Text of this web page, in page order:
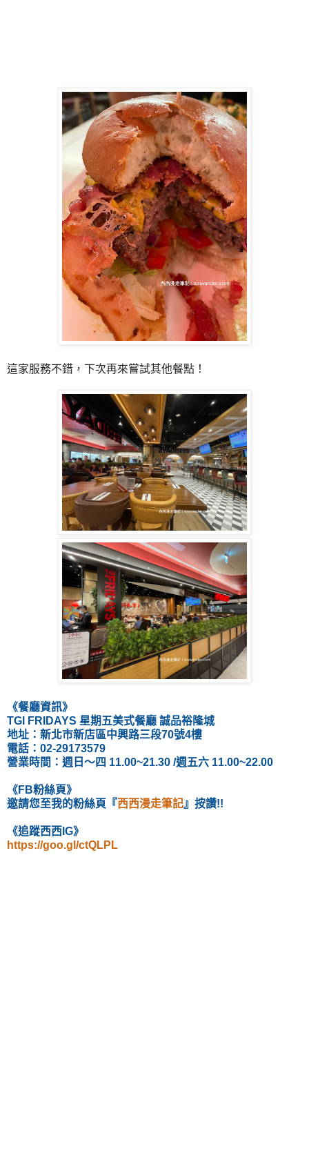
這家服務不錯，下次再來嘗試其他餐點！
《餐廳資訊》
TGI FRIDAYS 星期五美式餐廳 誠品裕隆城
地址： 新北市新店區中興路三段70號4樓
電話： 02-29173579
營業時間：週日～四 11.00~21.30 /週五六 11.00~22.00
《FB粉絲頁》
邀請您至我的粉絲頁『西西漫走筆記』按讚!!
《追蹤西西IG》
https://goo.gl/ctQLPL